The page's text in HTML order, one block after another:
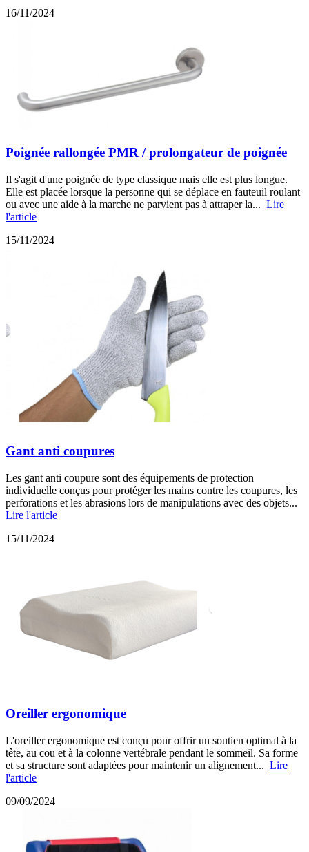
16/11/2024
Poignée rallongée PMR / prolongateur de poignée
Il s'agit d'une poignée de type classique mais elle est plus longue.
Elle est placée lorsque la personne qui se déplace en fauteuil roulant
ou avec une aide à la marche ne parvient pas à attraper la... Lire
l'article
15/11/2024
Gant anti coupures
Les gant anti coupure sont des équipements de protection
individuelle conçus pour protéger les mains contre les coupures, les
perforations et les abrasions lors de manipulations avec des objets...
Lire l'article
15/11/2024
Oreiller ergonomique
L'oreiller ergonomique est conçu pour offrir un soutien optimal à la
tête, au cou et à la colonne vertébrale pendant le sommeil. Sa forme
et sa structure sont adaptées pour maintenir un alignement... Lire
l'article
09/09/2024